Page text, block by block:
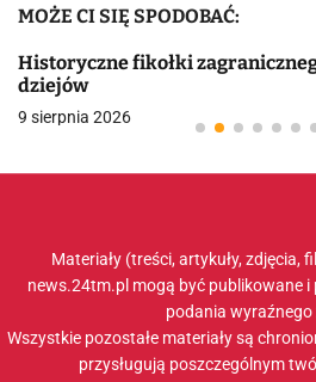
MOŻE CI SIĘ SPODOBAĆ:
Historyczne fikołki
dziejów
9 sierpnia 2026
Materiały (treści, artykuły,
news.24tm.pl mogą być publikowane
podania wyraźnego
Wszystkie pozostałe materiały są
przysługują poszczególnym